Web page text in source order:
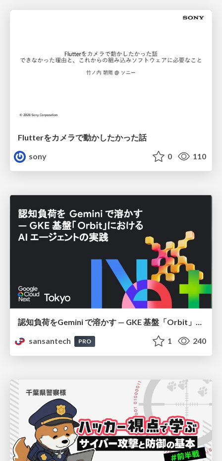
Flutterをカメラで動かしたかった話
sony
0 110
認知負荷をGemini で溶かす — GKE 基盤「Orbit」における AI エージェントの実践
sansantech
PRO 1 240